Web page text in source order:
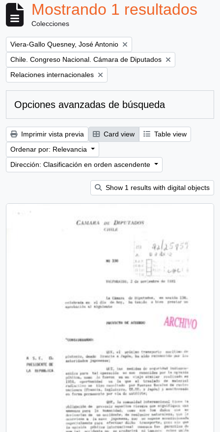
Mostrando 1 resultados
Colecciones
Remove filter:
Viera-Gallo Quesney, José Antonio
Remove filter:
Chile. Congreso Nacional. Cámara de Diputados
Remove filter:
Relaciones internacionales
Opciones avanzadas de búsqueda
Imprimir vista previa Card view
Table view
Ordenar por: Relevancia
Dirección: Clasificación en orden ascendente
Show 1 results with digital objects